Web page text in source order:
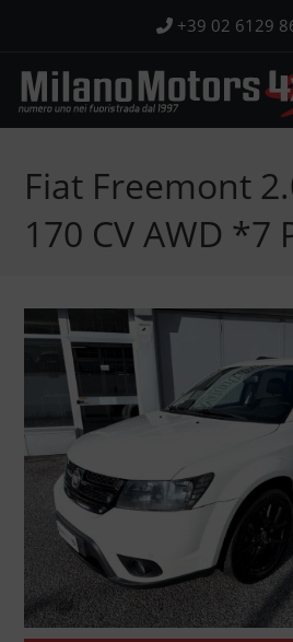
contenuto
+39 02 6129
Fiat Freemont
170 CV AWD *7